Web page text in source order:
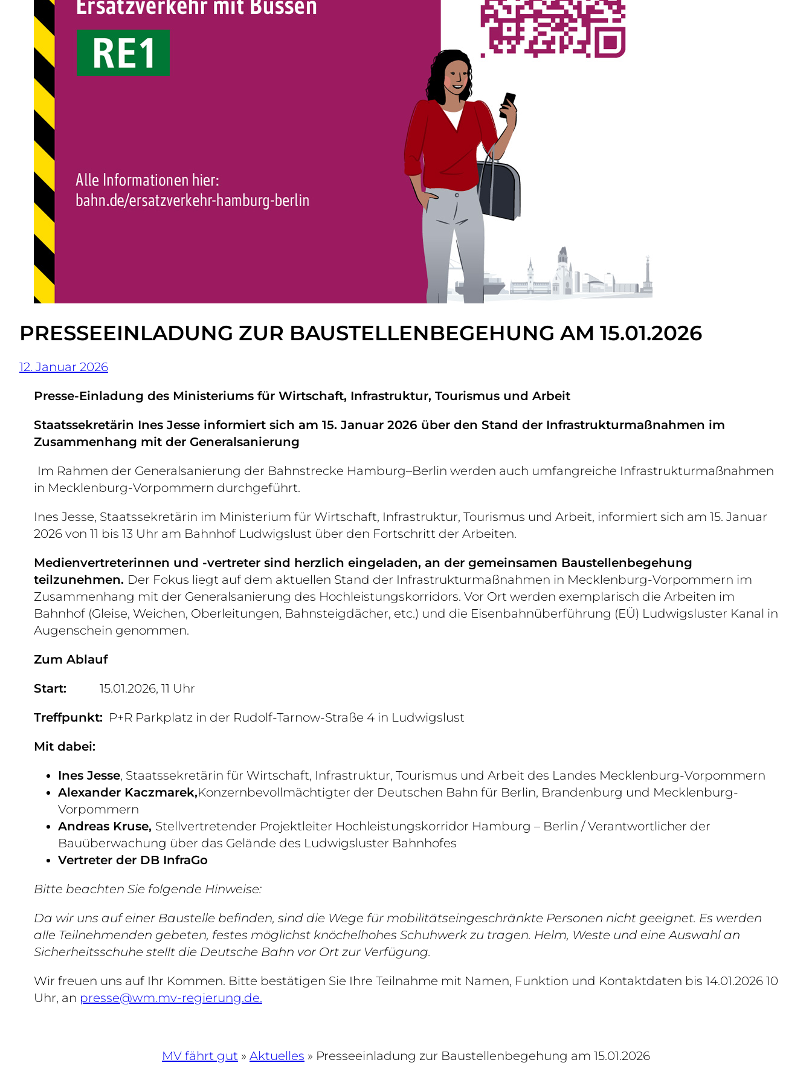
PRESSEEINLADUNG ZUR BAUSTELLENBEGEHUNG AM 15.01.2026
12. Januar 2026
Presse-Einladung des Ministeriums für Wirtschaft, Infrastruktur, Tourismus und Arbeit
Staatssekretärin Ines Jesse informiert sich am 15. Januar 2026 über den Stand der Infrastrukturmaßnahmen im
Zusammenhang mit der Generalsanierung
Im Rahmen der Generalsanierung der Bahnstrecke Hamburg–Berlin werden auch umfangreiche Infrastrukturmaßnahmen
in Mecklenburg-Vorpommern durchgeführt.
Ines Jesse, Staatssekretärin im Ministerium für Wirtschaft, Infrastruktur, Tourismus und Arbeit, informiert sich am 15. Januar
2026 von 11 bis 13 Uhr am Bahnhof Ludwigslust über den Fortschritt der Arbeiten.
Medienvertreterinnen und -vertreter sind herzlich eingeladen, an der gemeinsamen Baustellenbegehung
teilzunehmen. Der Fokus liegt auf dem aktuellen Stand der Infrastrukturmaßnahmen in Mecklenburg-Vorpommern im
Zusammenhang mit der Generalsanierung des Hochleistungskorridors. Vor Ort werden exemplarisch die Arbeiten im
Bahnhof (Gleise, Weichen, Oberleitungen, Bahnsteigdächer, etc.) und die Eisenbahnüberführung (EÜ) Ludwigsluster Kanal in
Augenschein genommen.
Zum Ablauf
Start: 15.01.2026, 11 Uhr
Treffpunkt: P+R Parkplatz in der Rudolf-Tarnow-Straße 4 in Ludwigslust
Mit dabei:
Ines Jesse, Staatssekretärin für Wirtschaft, Infrastruktur, Tourismus und Arbeit des Landes Mecklenburg-Vorpommern
Alexander Kaczmarek,Konzernbevollmächtigter der Deutschen Bahn für Berlin, Brandenburg und Mecklenburg-
Vorpommern
Andreas Kruse, Stellvertretender Projektleiter Hochleistungskorridor Hamburg – Berlin / Verantwortlicher der
Bauüberwachung über das Gelände des Ludwigsluster Bahnhofes
Vertreter der DB InfraGo
Bitte beachten Sie folgende Hinweise:
Da wir uns auf einer Baustelle befinden, sind die Wege für mobilitätseingeschränkte Personen nicht geeignet. Es werden
alle Teilnehmenden gebeten, festes möglichst knöchelhohes Schuhwerk zu tragen. Helm, Weste und eine Auswahl an
Sicherheitsschuhe stellt die Deutsche Bahn vor Ort zur Verfügung.
Wir freuen uns auf Ihr Kommen. Bitte bestätigen Sie Ihre Teilnahme mit Namen, Funktion und Kontaktdaten bis 14.01.2026 10
Uhr, an presse@wm.mv-regierung.de.
MV fährt gut » Aktuelles » Presseeinladung zur Baustellenbegehung am 15.01.2026